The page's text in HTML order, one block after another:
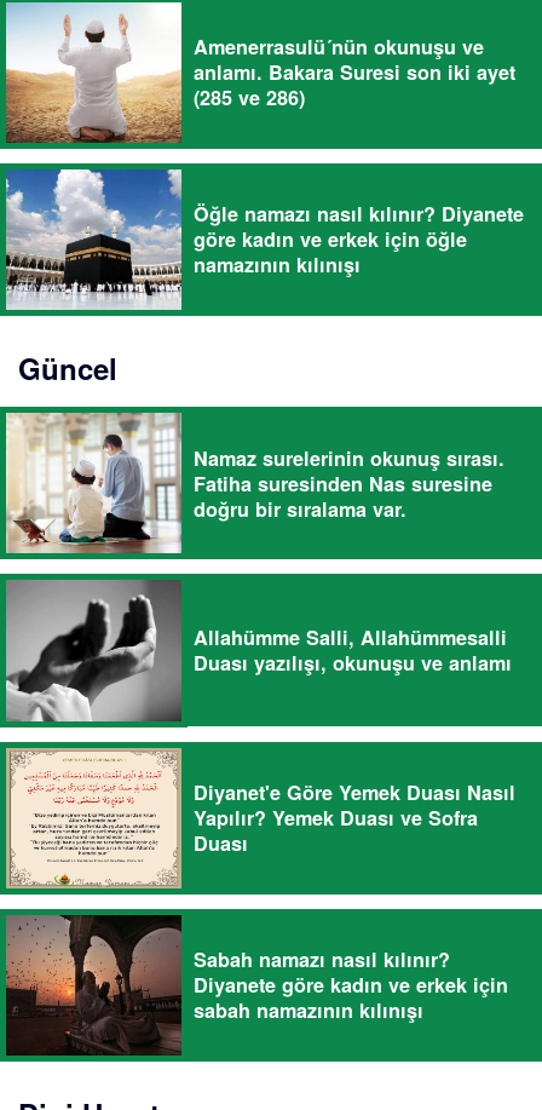
Amenerrasulü´nün okunuşu ve
anlamı. Bakara Suresi son iki ayet
(285 ve 286)
Öğle namazı nasıl kılınır? Diyanete
göre kadın ve erkek için öğle
namazının kılınışı
Güncel
Namaz surelerinin okunuş sırası.
Fatiha suresinden Nas suresine
doğru bir sıralama var.
Allahümme Salli, Allahümmesalli
Duası yazılışı, okunuşu ve anlamı
Diyanet'e Göre Yemek Duası Nasıl
Yapılır? Yemek Duası ve Sofra
Duası
Sabah namazı nasıl kılınır?
Diyanete göre kadın ve erkek için
sabah namazının kılınışı